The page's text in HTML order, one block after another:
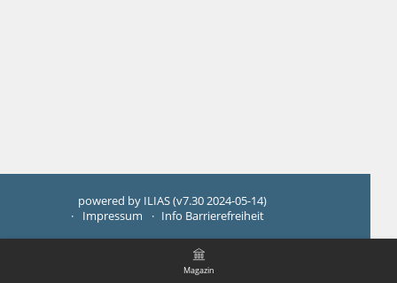
Magazin
powered by ILIAS (v7.30 2024-05-14)
Impressum
Info Barrierefreiheit